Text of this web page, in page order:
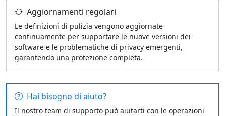
Aggiornamenti regolari
Le definizioni di pulizia vengono aggiornate
continuamente per supportare le nuove versioni dei
software e le problematiche di privacy emergenti,
garantendo una protezione completa.
Hai bisogno di aiuto?
Il nostro team di supporto può aiutarti con le operazioni